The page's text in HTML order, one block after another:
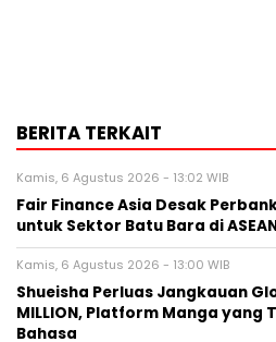
BERITA TERKAIT
Kamis, 6 Agustus 2026 - 13:02 WIB
Fair Finance Asia Desak
untuk Sektor Batu Bara di
Kamis, 6 Agustus 2026 - 13:00 WIB
Shueisha Perluas Jangkauan
MILLION, Platform Manga yang
Bahasa